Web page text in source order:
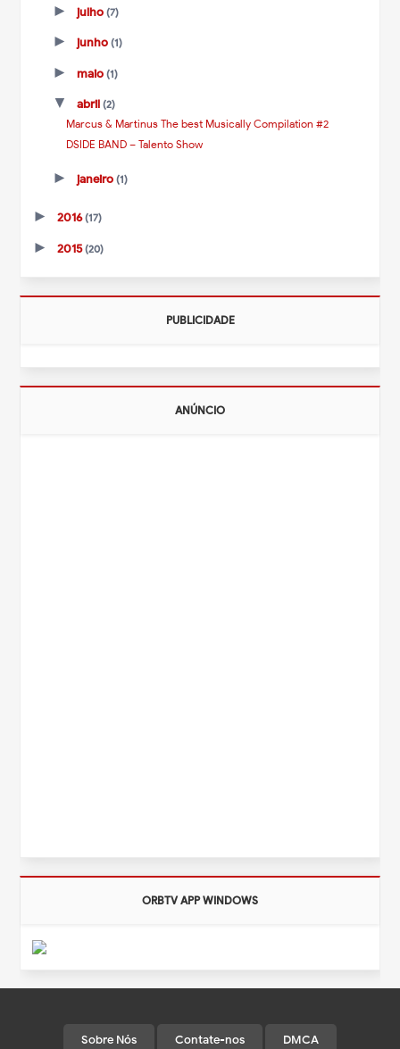
► julho (7)
► junho (1)
► maio (1)
▼ abril (2)
Marcus & Martinus The best Musically Compilation #2
DSIDE BAND – Talento Show
► janeiro (1)
►2016(17)
►2015(20)
PUBLICIDADE
ANÚNCIO
ORBTV APP WINDOWS
Sobre Nós Contate-nos DMCA